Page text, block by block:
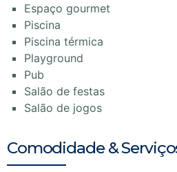
Espaço gourmet
Piscina
Piscina térmica
Playground
Pub
Salão de festas
Salão de jogos
Comodidade &